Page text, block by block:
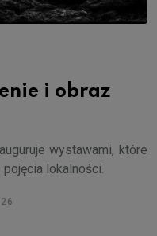
i obraz
wystawami, które
lokalności.